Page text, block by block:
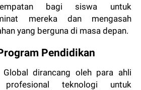
bagi siswa untuk
mereka dan mengasah
yang berguna di masa depan.
Pendidikan
dirancang oleh para ahli
teknologi untuk